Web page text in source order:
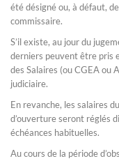
été désigné ou, à défaut,
commissaire.
S’il existe, au jour du
derniers peuvent être pris
des Salaires (ou CGEA ou
judiciaire.
En revanche, les salaires
d’ouverture seront réglés
échéances habituelles.
Au cours de la période